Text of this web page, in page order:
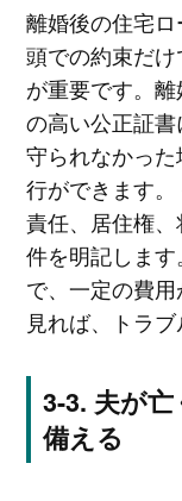
離婚後の住宅
頭での約束だ
が重要です。
の高い公正証
守られなかっ
行ができます
責任、居住権
件を明記しま
で、一定の費
見れば、トラ
夫が
備える